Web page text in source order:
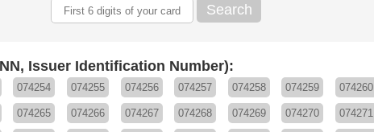
Search
Issuer Identification Number):
074254 074255 074256 074257 074258 074259 074260
074265 074266 074267 074268 074269 074270 074271